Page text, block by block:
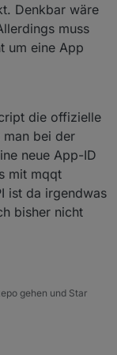
Denkbar wäre
muss
um eine App
die offizielle
bei der
neue App-ID
mit mqqt
ist da irgendwas
bisher nicht
gehen und Star